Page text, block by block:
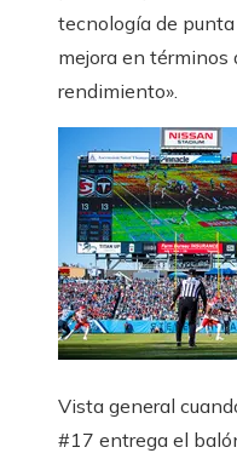
tecnología de
mejora en términos
rendimiento».
Vista general
#17 entrega el